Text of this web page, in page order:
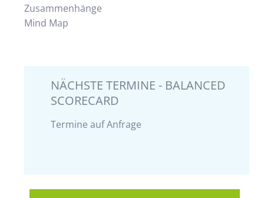
Zusammenhänge
Mind Map
NÄCHSTE TERMINE - BALANCED
SCORECARD
Termine auf Anfrage